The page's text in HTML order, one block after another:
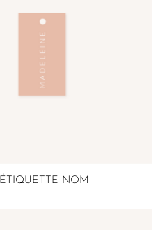
ÉTIQUETTE NOM